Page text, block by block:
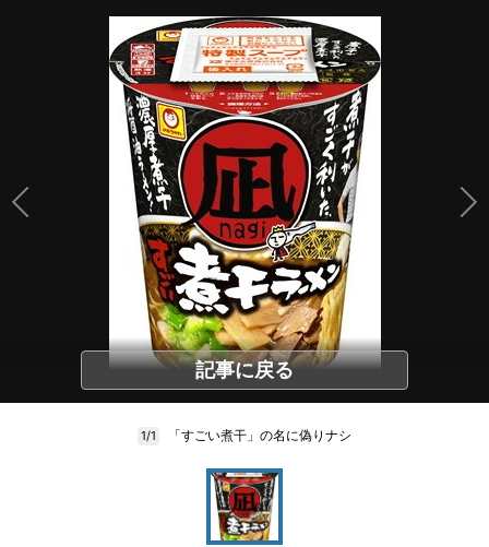
記事に戻る
1/1 「すごい煮干」の名に偽りナシ